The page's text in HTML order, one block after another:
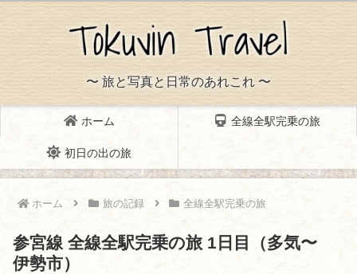
〜 旅と写真と日常のあれこれ 〜
ホーム 全線全駅完乗の旅
初日の出の旅
ホーム 旅の記録 全線全駅完乗の旅
参宮線 全線全駅完乗の旅 1日目（多気〜
伊勢市）